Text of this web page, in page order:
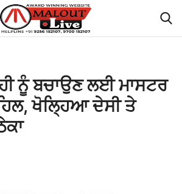
ਨੂੰ ਬਚਾਉਣ ਲਈ ਮਾਸਟਰ
ਖੋਲ੍ਹਿਆ ਦੇਸੀ ਤੇ